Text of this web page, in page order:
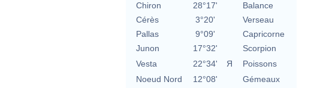
Chiron
28°17'
Balance
Cérès
3°20'
Verseau
Pallas
9°09'
Capricorne
Junon
17°32'
Scorpion
Vesta
22°34' Я
Poissons
Noeud Nord
12°08'
Gémeaux